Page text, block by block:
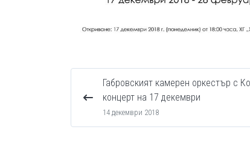
Габровският камерен оркестър с
концерт на 17 декември
14 декември 2018